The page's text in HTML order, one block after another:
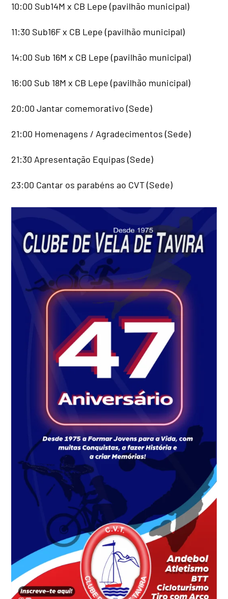
10:00 Sub14M x CB Lepe (pavilhão municipal)
11:30 Sub16F x CB Lepe (pavilhão municipal)
14:00 Sub 16M x CB Lepe (pavilhão municipal)
16:00 Sub 18M x CB Lepe (pavilhão municipal)
20:00 Jantar comemorativo (Sede)
21:00 Homenagens / Agradecimentos (Sede)
21:30 Apresentação Equipas (Sede)
23:00 Cantar os parabéns ao CVT (Sede)